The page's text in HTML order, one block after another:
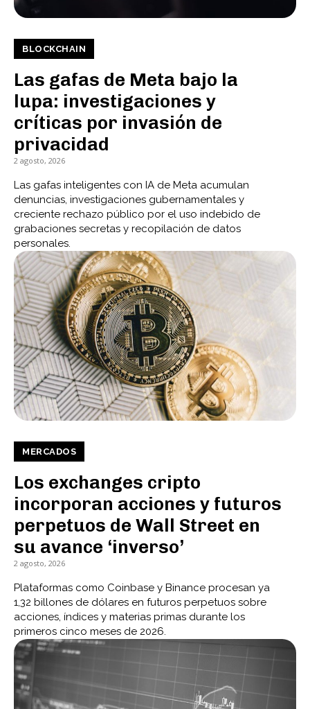
BLOCKCHAIN
Las gafas de Meta bajo la
lupa: investigaciones y
críticas por invasión de
privacidad
2 agosto, 2026
Las gafas inteligentes con IA de Meta acumulan
denuncias, investigaciones gubernamentales y
creciente rechazo público por el uso indebido de
grabaciones secretas y recopilación de datos
personales.
MERCADOS
Los exchanges cripto
incorporan acciones y futuros
perpetuos de Wall Street en
su avance ‘inverso’
2 agosto, 2026
Plataformas como Coinbase y Binance procesan ya
1,32 billones de dólares en futuros perpetuos sobre
acciones, índices y materias primas durante los
primeros cinco meses de 2026.